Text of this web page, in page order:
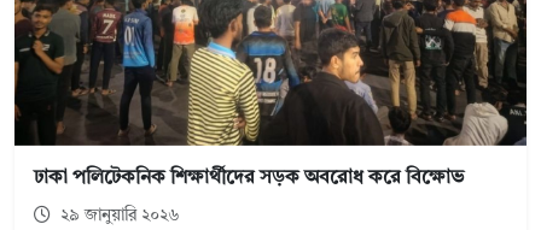
ঢাকা পলিটেকনিক শিক্ষার্থীদের সড়ক অবরোধ করে বিক্ষোভ
২৯ জানুয়ারি ২০২৬